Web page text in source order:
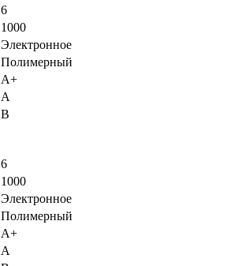
6
1000
Электронное
Полимерный
A+
A
B
6
1000
Электронное
Полимерный
A+
A